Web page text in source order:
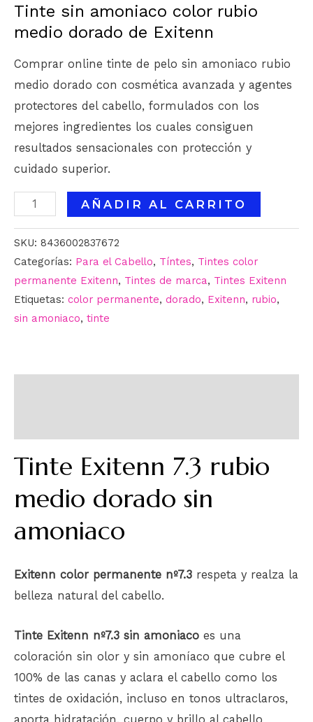
Tinte sin amoniaco color rubio
medio dorado de Exitenn
Comprar online tinte de pelo sin amoniaco rubio
medio dorado con cosmética avanzada y agentes
protectores del cabello, formulados con los
mejores ingredientes los cuales consiguen
resultados sensacionales con protección y
cuidado superior.
AÑADIR AL CARRITO
SKU: 8436002837672
Categorías: Para el Cabello, Tíntes, Tintes color
permanente Exitenn, Tintes de marca, Tintes Exitenn
Etiquetas: color permanente, dorado, Exitenn, rubio,
sin amoniaco, tinte
Tinte Exitenn 7.3 rubio
medio dorado sin
amoniaco
Exitenn color permanente nº7.3 respeta y realza la
belleza natural del cabello.
Tinte Exitenn nº7.3 sin amoniaco es una
coloración sin olor y sin amoníaco que cubre el
100% de las canas y aclara el cabello como los
tintes de oxidación, incluso en tonos ultraclaros,
aporta hidratación, cuerpo y brillo al cabello